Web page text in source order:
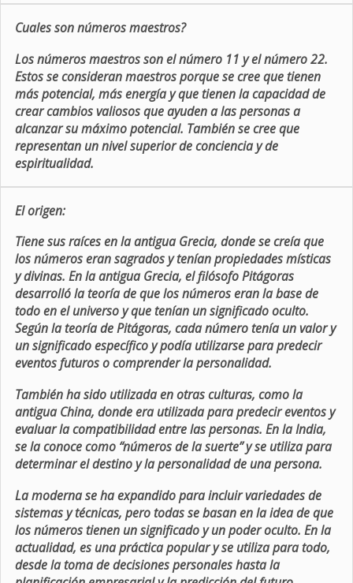
Cuales son números maestros?
Los números maestros son el número 11 y el número 22.
Estos se consideran maestros porque se cree que tienen
más potencial, más energía y que tienen la capacidad de
crear cambios valiosos que ayuden a las personas a
alcanzar su máximo potencial. También se cree que
representan un nivel superior de conciencia y de
espiritualidad.
El origen:
Tiene sus raíces en la antigua Grecia, donde se creía que
los números eran sagrados y tenían propiedades místicas
y divinas. En la antigua Grecia, el filósofo Pitágoras
desarrolló la teoría de que los números eran la base de
todo en el universo y que tenían un significado oculto.
Según la teoría de Pitágoras, cada número tenía un valor y
un significado específico y podía utilizarse para predecir
eventos futuros o comprender la personalidad.
También ha sido utilizada en otras culturas, como la
antigua China, donde era utilizada para predecir eventos y
evaluar la compatibilidad entre las personas. En la India,
se la conoce como “números de la suerte” y se utiliza para
determinar el destino y la personalidad de una persona.
La moderna se ha expandido para incluir variedades de
sistemas y técnicas, pero todas se basan en la idea de que
los números tienen un significado y un poder oculto. En la
actualidad, es una práctica popular y se utiliza para todo,
desde la toma de decisiones personales hasta la